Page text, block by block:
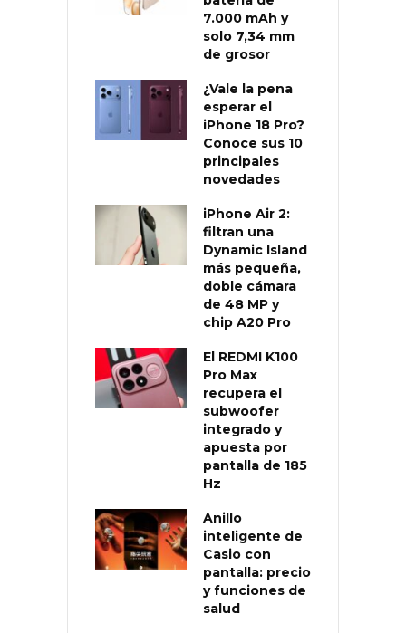
7.000 mAh y
solo 7,34 mm
de grosor
¿Vale la pena
esperar el
iPhone 18 Pro?
Conoce sus 10
principales
novedades
iPhone Air 2:
filtran una
Dynamic Island
más pequeña,
doble cámara
de 48 MP y
chip A20 Pro
El REDMI K100
Pro Max
recupera el
subwoofer
integrado y
apuesta por
pantalla de 185
Hz
Anillo
inteligente de
Casio con
pantalla: precio
y funciones de
salud